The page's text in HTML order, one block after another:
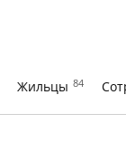
Жильцы 84